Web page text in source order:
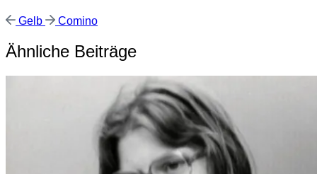
Vorheriger
Gelb
Nächster
Comino
Ähnliche Beiträge